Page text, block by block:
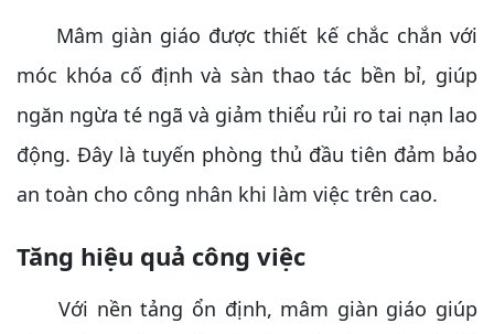
Mâm giàn giáo được thiết kế chắc chắn với
móc khóa cố định và sàn thao tác bền bỉ, giúp
ngăn ngừa té ngã và giảm thiểu rủi ro tai nạn lao
động. Đây là tuyến phòng thủ đầu tiên đảm bảo
an toàn cho công nhân khi làm việc trên cao.
Tăng hiệu quả công việc
Với nền tảng ổn định, mâm giàn giáo giúp